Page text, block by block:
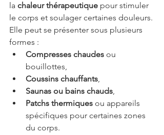
la chaleur thérapeutique pour stimuler
le corps et soulager certaines douleurs.
Elle peut se présenter sous plusieurs
formes :
Compresses chaudes ou
bouillottes,
Coussins chauffants,
Saunas ou bains chauds,
Patchs thermiques ou appareils
spécifiques pour certaines zones
du corps.